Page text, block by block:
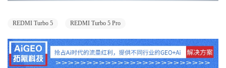
REDMI Turbo 5 REDMI Turbo 5 Pro